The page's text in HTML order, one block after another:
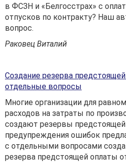
в ФСЗН и «Белгосстрах» с
отпусков по контракту? Наш
вопрос.
Раковец Виталий
Создание резерва
отдельные вопросы
Многие организации для
расходов на затраты по
создают резервы
предупреждения ошибок
с отдельными вопросами
резерва предстоящей оплаты